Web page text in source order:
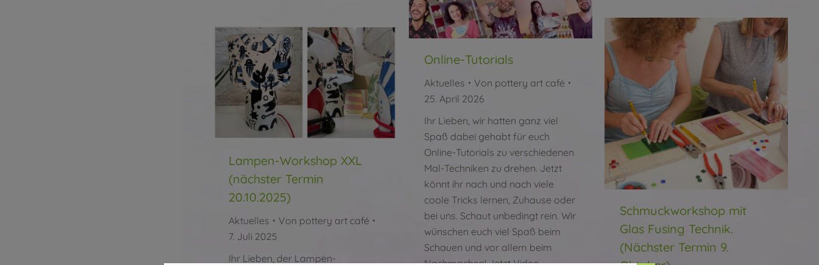
Online-Tutorials
Aktuelles Von pottery art café
25. April 2026
Ihr Lieben, wir hatten ganz viel
Spaß dabei gehabt für euch
Online-Tutorials zu verschiedenen
Mal-Techniken zu drehen. Jetzt
könnt ihr nach und nach viele
coole Tricks lernen, Zuhause oder
bei uns. Schaut unbedingt rein. Wir
wünschen euch viel Spaß beim
Schauen und vor allem beim
Schmuckworkshop mit
Glas Fusing Technik.
(Nächster Termin 9.
Lampen-Workshop XXL
(nächster Termin
20.10.2025)
Aktuelles Von pottery art café
7. Juli 2025
Ihr Lieben, der Lampen-